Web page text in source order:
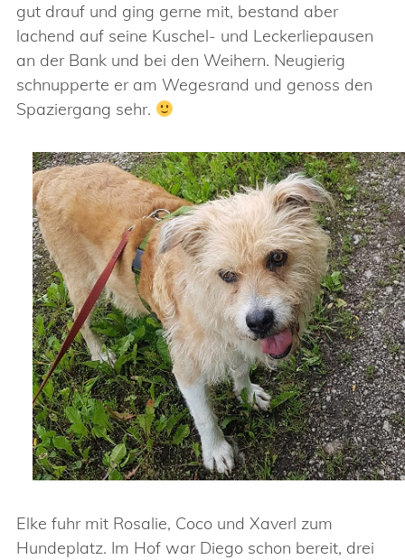
gut drauf und ging gerne mit, bestand aber
lachend auf seine Kuschel- und Leckerliepausen
an der Bank und bei den Weihern. Neugierig
schnupperte er am Wegesrand und genoss den
Spaziergang sehr.
Elke fuhr mit Rosalie, Coco und Xaverl zum
Hundeplatz. Im Hof war Diego schon bereit, drei